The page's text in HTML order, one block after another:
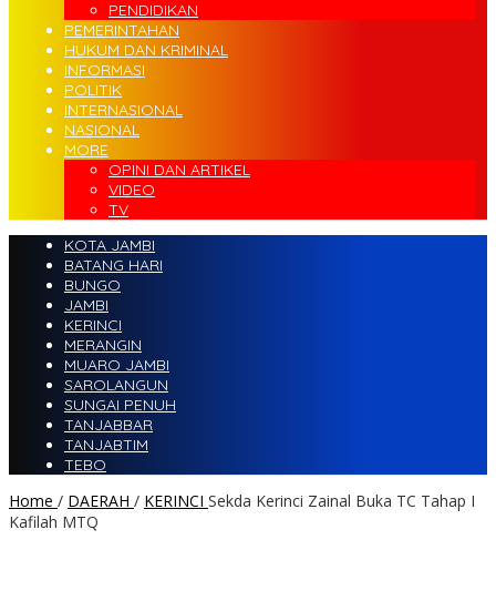
PENDIDIKAN
PEMERINTAHAN
HUKUM DAN KRIMINAL
INFORMASI
POLITIK
INTERNASIONAL
NASIONAL
MORE
OPINI DAN ARTIKEL
VIDEO
TV
KOTA JAMBI
BATANG HARI
BUNGO
JAMBI
KERINCI
MERANGIN
MUARO JAMBI
SAROLANGUN
SUNGAI PENUH
TANJABBAR
TANJABTIM
TEBO
Home / DAERAH / KERINCI Sekda Kerinci Zainal Buka TC Tahap I
Kafilah MTQ